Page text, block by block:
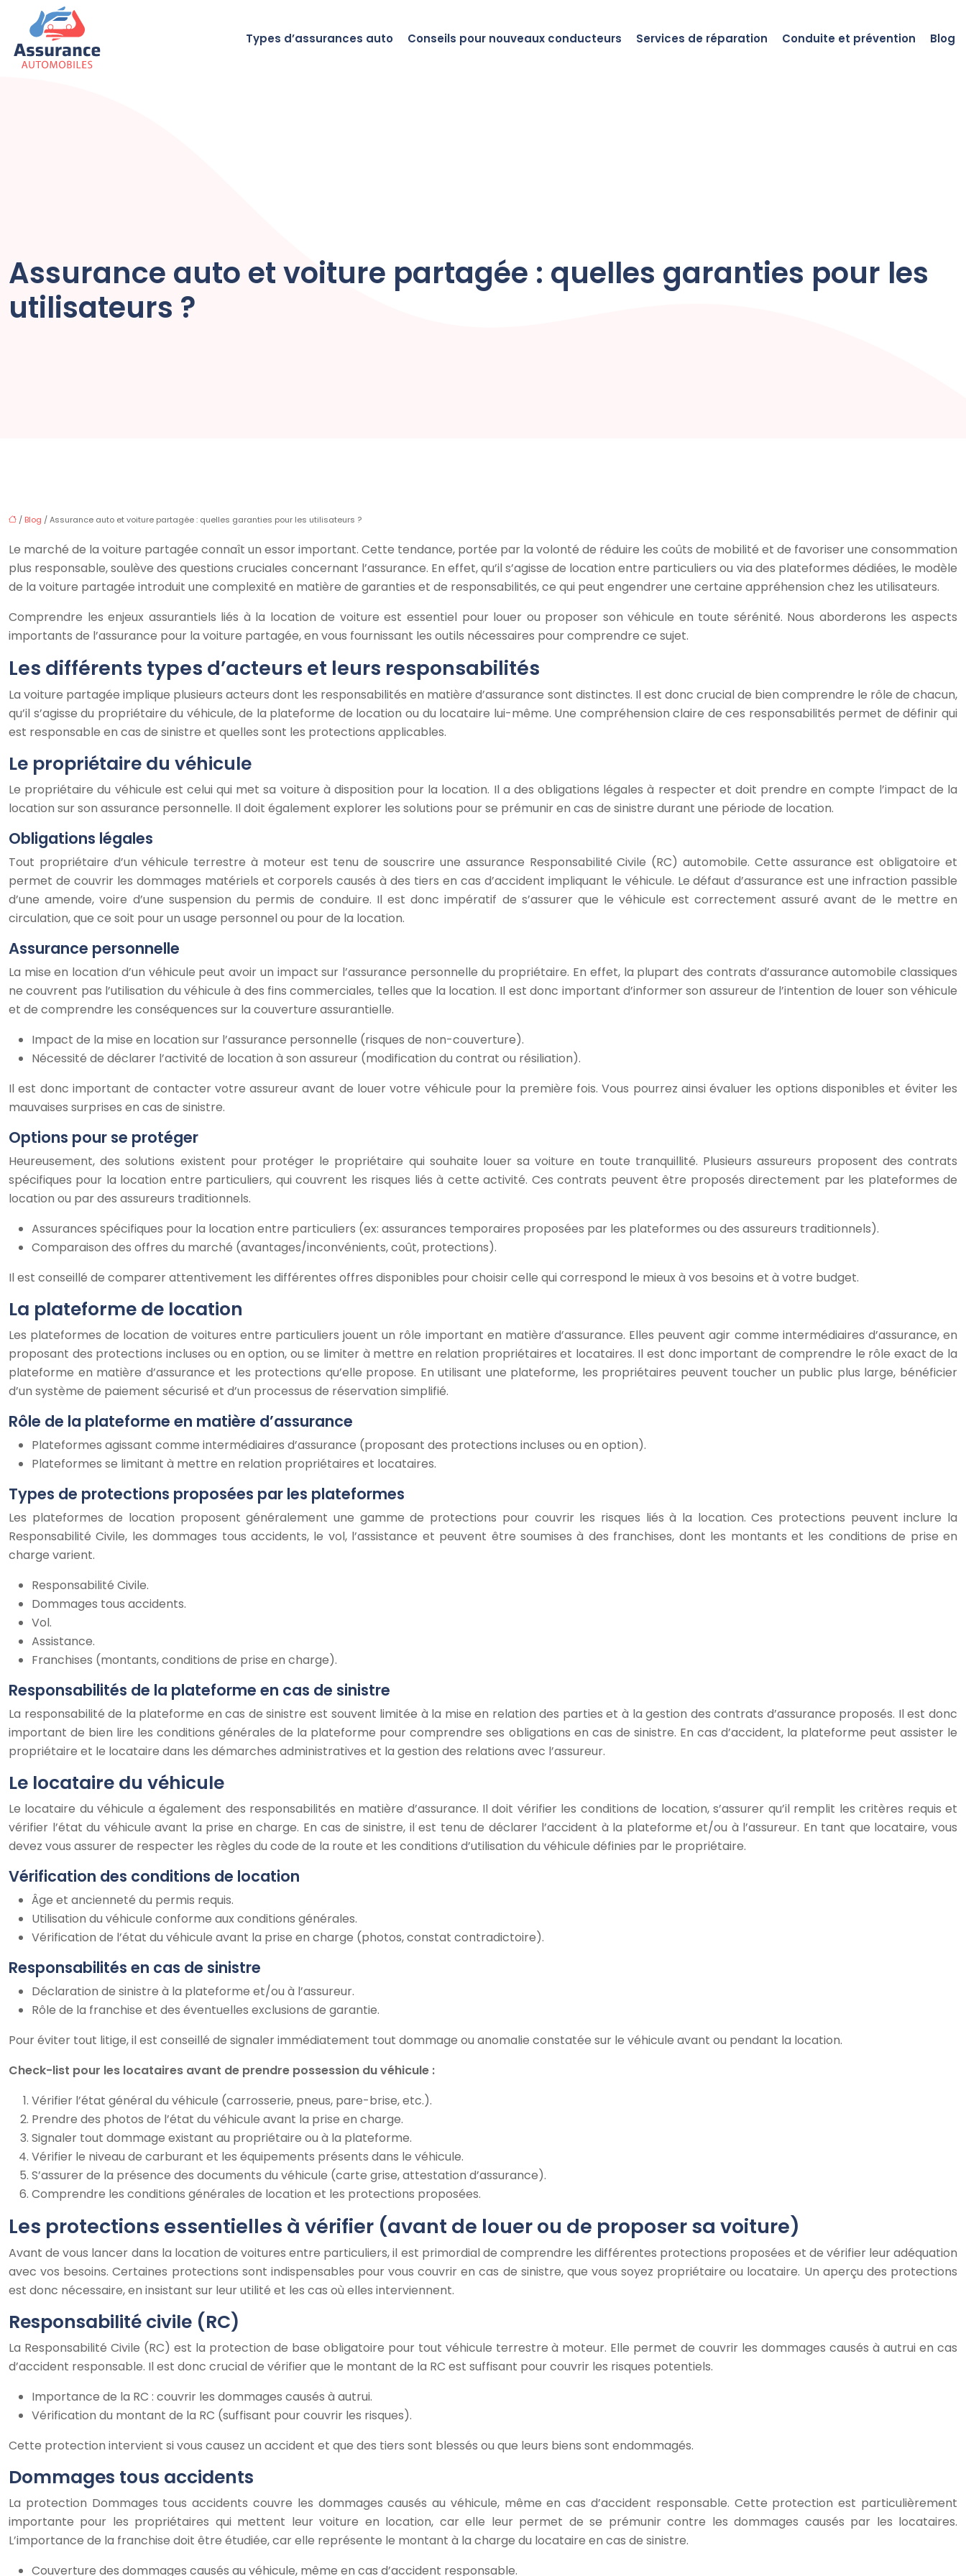
Types d’assurances auto Conseils pour nouveaux conducteurs Services de réparation Conduite et prévention Blog
Assurance auto et voiture partagée : quelles garanties pour les
utilisateurs ?
/ Blog / Assurance auto et voiture partagée : quelles garanties pour les utilisateurs ?
Le marché de la voiture partagée connaît un essor important. Cette tendance, portée par la volonté de réduire les coûts de mobilité et de favoriser une consommation
plus responsable, soulève des questions cruciales concernant l’assurance. En effet, qu’il s’agisse de location entre particuliers ou via des plateformes dédiées, le modèle
de la voiture partagée introduit une complexité en matière de garanties et de responsabilités, ce qui peut engendrer une certaine appréhension chez les utilisateurs.
Comprendre les enjeux assurantiels liés à la location de voiture est essentiel pour louer ou proposer son véhicule en toute sérénité. Nous aborderons les aspects
importants de l’assurance pour la voiture partagée, en vous fournissant les outils nécessaires pour comprendre ce sujet.
Les différents types d’acteurs et leurs responsabilités
La voiture partagée implique plusieurs acteurs dont les responsabilités en matière d’assurance sont distinctes. Il est donc crucial de bien comprendre le rôle de chacun,
qu’il s’agisse du propriétaire du véhicule, de la plateforme de location ou du locataire lui-même. Une compréhension claire de ces responsabilités permet de définir qui
est responsable en cas de sinistre et quelles sont les protections applicables.
Le propriétaire du véhicule
Le propriétaire du véhicule est celui qui met sa voiture à disposition pour la location. Il a des obligations légales à respecter et doit prendre en compte l’impact de la
location sur son assurance personnelle. Il doit également explorer les solutions pour se prémunir en cas de sinistre durant une période de location.
Obligations légales
Tout propriétaire d’un véhicule terrestre à moteur est tenu de souscrire une assurance Responsabilité Civile (RC) automobile. Cette assurance est obligatoire et
permet de couvrir les dommages matériels et corporels causés à des tiers en cas d’accident impliquant le véhicule. Le défaut d’assurance est une infraction passible
d’une amende, voire d’une suspension du permis de conduire. Il est donc impératif de s’assurer que le véhicule est correctement assuré avant de le mettre en
circulation, que ce soit pour un usage personnel ou pour de la location.
Assurance personnelle
La mise en location d’un véhicule peut avoir un impact sur l’assurance personnelle du propriétaire. En effet, la plupart des contrats d’assurance automobile classiques
ne couvrent pas l’utilisation du véhicule à des fins commerciales, telles que la location. Il est donc important d’informer son assureur de l’intention de louer son véhicule
et de comprendre les conséquences sur la couverture assurantielle.
Impact de la mise en location sur l’assurance personnelle (risques de non-couverture).
Nécessité de déclarer l’activité de location à son assureur (modification du contrat ou résiliation).
Il est donc important de contacter votre assureur avant de louer votre véhicule pour la première fois. Vous pourrez ainsi évaluer les options disponibles et éviter les
mauvaises surprises en cas de sinistre.
Options pour se protéger
Heureusement, des solutions existent pour protéger le propriétaire qui souhaite louer sa voiture en toute tranquillité. Plusieurs assureurs proposent des contrats
spécifiques pour la location entre particuliers, qui couvrent les risques liés à cette activité. Ces contrats peuvent être proposés directement par les plateformes de
location ou par des assureurs traditionnels.
Assurances spécifiques pour la location entre particuliers (ex: assurances temporaires proposées par les plateformes ou des assureurs traditionnels).
Comparaison des offres du marché (avantages/inconvénients, coût, protections).
Il est conseillé de comparer attentivement les différentes offres disponibles pour choisir celle qui correspond le mieux à vos besoins et à votre budget.
La plateforme de location
Les plateformes de location de voitures entre particuliers jouent un rôle important en matière d’assurance. Elles peuvent agir comme intermédiaires d’assurance, en
proposant des protections incluses ou en option, ou se limiter à mettre en relation propriétaires et locataires. Il est donc important de comprendre le rôle exact de la
plateforme en matière d’assurance et les protections qu’elle propose. En utilisant une plateforme, les propriétaires peuvent toucher un public plus large, bénéficier
d’un système de paiement sécurisé et d’un processus de réservation simplifié.
Rôle de la plateforme en matière d’assurance
Plateformes agissant comme intermédiaires d’assurance (proposant des protections incluses ou en option).
Plateformes se limitant à mettre en relation propriétaires et locataires.
Types de protections proposées par les plateformes
Les plateformes de location proposent généralement une gamme de protections pour couvrir les risques liés à la location. Ces protections peuvent inclure la
Responsabilité Civile, les dommages tous accidents, le vol, l’assistance et peuvent être soumises à des franchises, dont les montants et les conditions de prise en
charge varient.
Responsabilité Civile.
Dommages tous accidents.
Vol.
Assistance.
Franchises (montants, conditions de prise en charge).
Responsabilités de la plateforme en cas de sinistre
La responsabilité de la plateforme en cas de sinistre est souvent limitée à la mise en relation des parties et à la gestion des contrats d’assurance proposés. Il est donc
important de bien lire les conditions générales de la plateforme pour comprendre ses obligations en cas de sinistre. En cas d’accident, la plateforme peut assister le
propriétaire et le locataire dans les démarches administratives et la gestion des relations avec l’assureur.
Le locataire du véhicule
Le locataire du véhicule a également des responsabilités en matière d’assurance. Il doit vérifier les conditions de location, s’assurer qu’il remplit les critères requis et
vérifier l’état du véhicule avant la prise en charge. En cas de sinistre, il est tenu de déclarer l’accident à la plateforme et/ou à l’assureur. En tant que locataire, vous
devez vous assurer de respecter les règles du code de la route et les conditions d’utilisation du véhicule définies par le propriétaire.
Vérification des conditions de location
Âge et ancienneté du permis requis.
Utilisation du véhicule conforme aux conditions générales.
Vérification de l’état du véhicule avant la prise en charge (photos, constat contradictoire).
Responsabilités en cas de sinistre
Déclaration de sinistre à la plateforme et/ou à l’assureur.
Rôle de la franchise et des éventuelles exclusions de garantie.
Pour éviter tout litige, il est conseillé de signaler immédiatement tout dommage ou anomalie constatée sur le véhicule avant ou pendant la location.
Check-list pour les locataires avant de prendre possession du véhicule :
Vérifier l’état général du véhicule (carrosserie, pneus, pare-brise, etc.).
Prendre des photos de l’état du véhicule avant la prise en charge.
Signaler tout dommage existant au propriétaire ou à la plateforme.
Vérifier le niveau de carburant et les équipements présents dans le véhicule.
S’assurer de la présence des documents du véhicule (carte grise, attestation d’assurance).
Comprendre les conditions générales de location et les protections proposées.
Les protections essentielles à vérifier (avant de louer ou de proposer sa voiture)
Avant de vous lancer dans la location de voitures entre particuliers, il est primordial de comprendre les différentes protections proposées et de vérifier leur adéquation
avec vos besoins. Certaines protections sont indispensables pour vous couvrir en cas de sinistre, que vous soyez propriétaire ou locataire. Un aperçu des protections
est donc nécessaire, en insistant sur leur utilité et les cas où elles interviennent.
Responsabilité civile (RC)
La Responsabilité Civile (RC) est la protection de base obligatoire pour tout véhicule terrestre à moteur. Elle permet de couvrir les dommages causés à autrui en cas
d’accident responsable. Il est donc crucial de vérifier que le montant de la RC est suffisant pour couvrir les risques potentiels.
Importance de la RC : couvrir les dommages causés à autrui.
Vérification du montant de la RC (suffisant pour couvrir les risques).
Cette protection intervient si vous causez un accident et que des tiers sont blessés ou que leurs biens sont endommagés.
Dommages tous accidents
La protection Dommages tous accidents couvre les dommages causés au véhicule, même en cas d’accident responsable. Cette protection est particulièrement
importante pour les propriétaires qui mettent leur voiture en location, car elle leur permet de se prémunir contre les dommages causés par les locataires.
L’importance de la franchise doit être étudiée, car elle représente le montant à la charge du locataire en cas de sinistre.
Couverture des dommages causés au véhicule, même en cas d’accident responsable.